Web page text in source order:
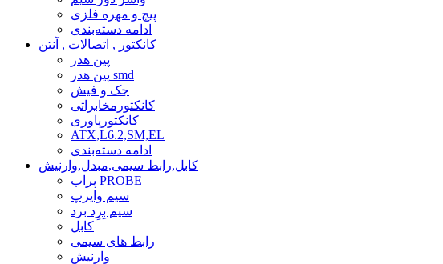
پیچ و مهره فلزی
ادامه دسته‌بندی
کانکتور , اتصالات , آنتن
پین هدر
پین هدر smd
جک و فیش
کانکتورمخابراتی
کانکتورپاوری
ATX,L6.2,SM,EL
ادامه دسته‌بندی
کابل,رابط سیمی,مبدل,وارنیش
پراب PROBE
سیم وایرپ
سیم بِرِد برد
کابل
رابط های سیمی
وارنیش